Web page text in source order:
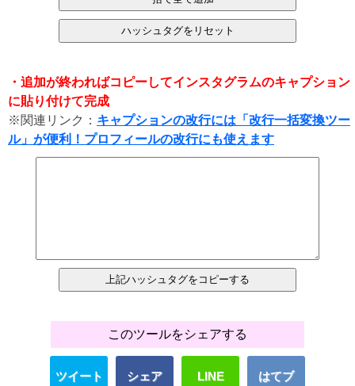
・追加が終わればコピーしてインスタグラムのキャプション
に貼り付けて完成
※関連リンク： キャプションの改行には「改行一括変換ツー
ル」が便利！プロフィールの改行にも使えます
このツールをシェアする
ツイート シェア LINE はてブ